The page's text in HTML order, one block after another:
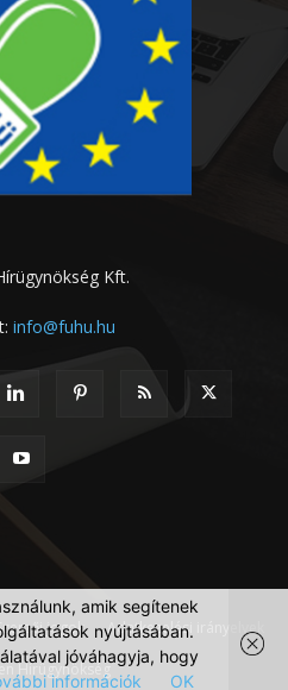
Kft.
info@fuhu.hu
jogok Adatkezelési irányelvek
Hírügynökség
amik segítenek
nyújtásában.
jóváhagyja, hogy
információk OK